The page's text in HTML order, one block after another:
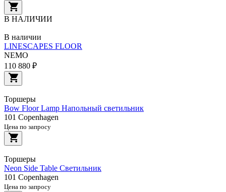
В НАЛИЧИИ
В наличии
LINESCAPES FLOOR
NEMO
110 880 ₽
Торшеры
Bow Floor Lamp Напольный светильник
101 Copenhagen
Цена по запросу
Торшеры
Neon Side Table Светильник
101 Copenhagen
Цена по запросу